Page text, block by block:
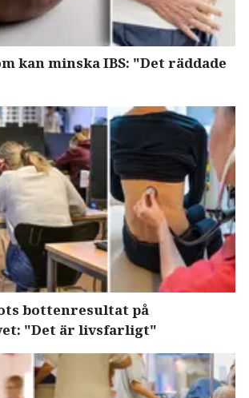
kan minska IBS: "Det räddade
bottenresultat på
"Det är livsfarligt"